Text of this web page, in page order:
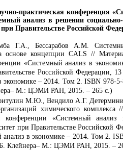
практическая конференция
анализ в решении социально-
Правительстве Российской
Г.А., Бессарабов А.М.
основе концепции CALS //
«Системный анализ в
Российской Федерации,
экономике – 2014. Том 2. ISBN 978-
М.: ЦЭМИ РАН, 2015. – 265 с.)
М.Ю., Вендило А.Г.
химического
конференции «Системный
при Правительстве Российской
в экономике – 2014. Том 2.
Клейнера– М.: ЦЭМИ РАН, 2015. –